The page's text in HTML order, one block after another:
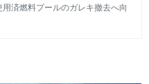
済燃料プールのガレキ撤去へ向